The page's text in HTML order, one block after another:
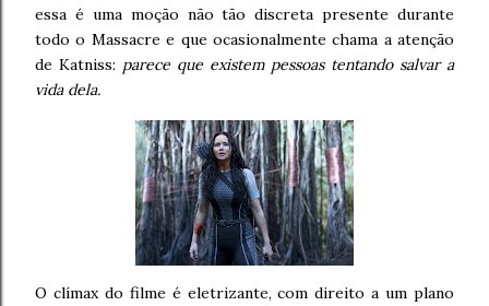
essa é uma moção não tão discreta presente durante
todo o Massacre e que ocasionalmente chama a atenção
de Katniss: parece que existem pessoas tentando salvar a
vida dela.
O clímax do filme é eletrizante, com direito a um plano